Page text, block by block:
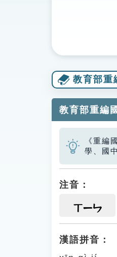
教育部重
教育部重編
《重編
學、國
注音：
ㄒㄧㄣ
漢語拼音：